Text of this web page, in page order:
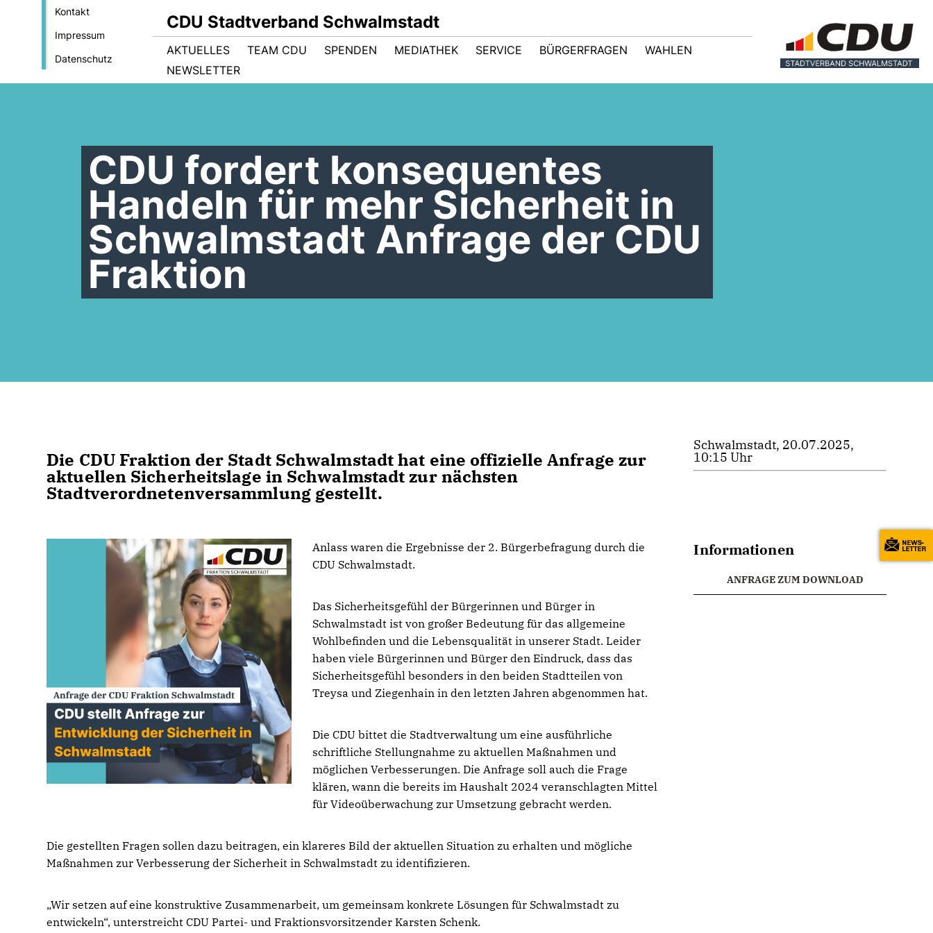
Kontakt
Impressum
Datenschutz
CDU Stadtverband Schwalmstadt
AKTUELLES TEAM CDU SPENDEN MEDIATHEK SERVICE BÜRGERFRAGEN
WAHLEN
NEWSLETTER
CDU fordert konsequentes
Handeln für mehr Sicherheit in
Schwalmstadt Anfrage der CDU
Fraktion
Die CDU Fraktion der Stadt Schwalmstadt hat eine offizielle Anfrage zur
aktuellen Sicherheitslage in Schwalmstadt zur nächsten
Stadtverordnetenversammlung gestellt.
Anlass waren die Ergebnisse der 2. Bürgerbefragung durch die
CDU Schwalmstadt.
Das Sicherheitsgefühl der Bürgerinnen und Bürger in
Schwalmstadt ist von großer Bedeutung für das allgemeine
Wohlbefinden und die Lebensqualität in unserer Stadt. Leider
haben viele Bürgerinnen und Bürger den Eindruck, dass das
Sicherheitsgefühl besonders in den beiden Stadtteilen von
Treysa und Ziegenhain in den letzten Jahren abgenommen hat.
Die CDU bittet die Stadtverwaltung um eine ausführliche
schriftliche Stellungnahme zu aktuellen Maßnahmen und
möglichen Verbesserungen. Die Anfrage soll auch die Frage
klären, wann die bereits im Haushalt 2024 veranschlagten Mittel
für Videoüberwachung zur Umsetzung gebracht werden.
Die gestellten Fragen sollen dazu beitragen, ein klareres Bild der aktuellen Situation zu erhalten und mögliche
Maßnahmen zur Verbesserung der Sicherheit in Schwalmstadt zu identifizieren.
Wir setzen auf eine konstruktive Zusammenarbeit, um gemeinsam konkrete Lösungen für Schwalmstadt zu
entwickeln“, unterstreicht CDU Partei- und Fraktionsvorsitzender Karsten Schenk.
Schwalmstadt, 20.07.2025,
10:15 Uhr
Informationen
ANFRAGE ZUM DOWNLOAD